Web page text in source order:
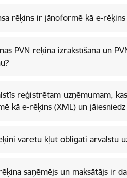
rēķins ir jānoformē kā e-
PVN rēķina izrakstīšanā un
reģistrētam uzņēmumam,
kā e-rēķins (XML) un jāiesniedz
varētu kļūt obligāti ārvalstu
saņēmējs un maksātājs ir